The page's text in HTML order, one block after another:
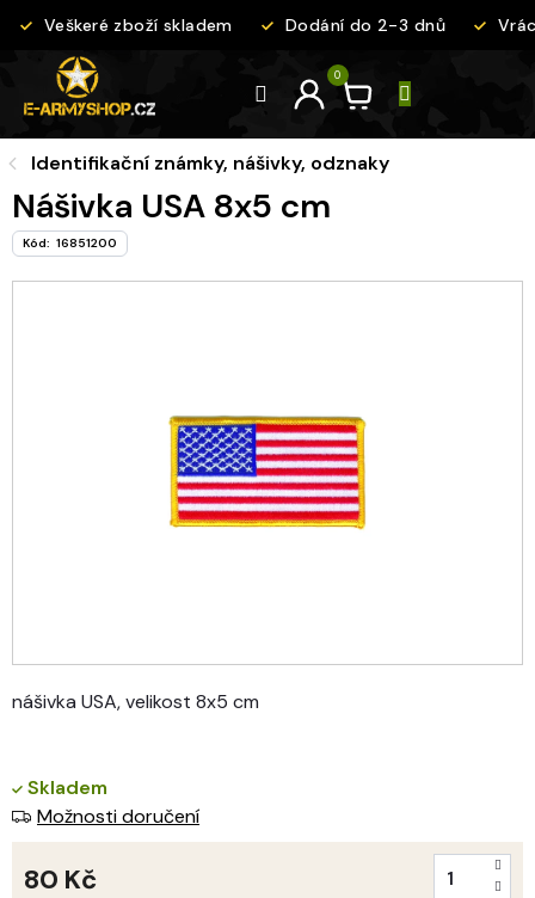
Veškeré zboží skladem Dodání do 2-3 dnů
Identifikační známky, nášivky, odznaky
Nášivka USA 8x5 cm
Kód: 16851200
nášivka USA, velikost 8x5 cm
Skladem
Možnosti doručení
80 Kč